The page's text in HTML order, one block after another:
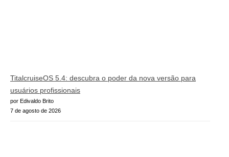
TitalcruiseOS 5.4: descubra o poder da nova versão para
usuários profissionais
por Edivaldo Brito
7 de agosto de 2026